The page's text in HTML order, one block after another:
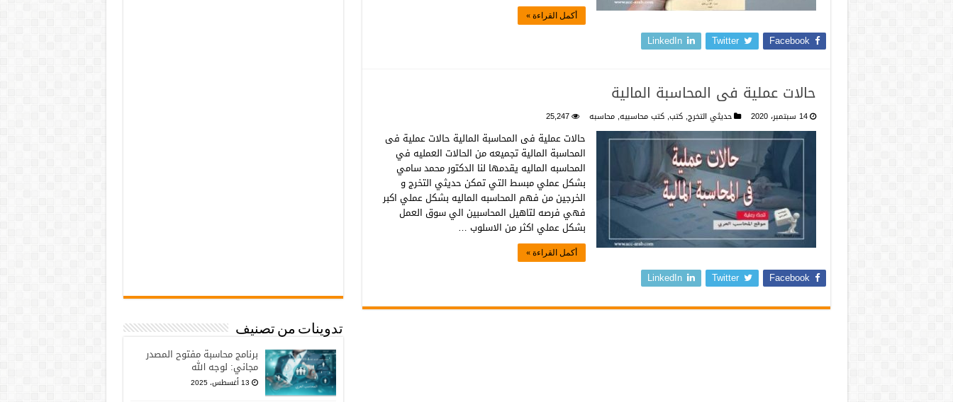
أكمل القراءة »
Facebook
Twitter
LinkedIn
حالات عملية فى المحاسبة المالية
14 سبتمبر، 2020 حديثي التخرج,كتب,كتب محاسبيه,محاسبه 25,247
حالات عملية فى المحاسبة المالية حالات عملية فى
المحاسبة المالية تجميعه من الحالات العمليه في
المحاسبه الماليه يقدمها لنا الدكتور محمد سامي
بشكل عملي مبسط التي تمكن حديثي التخرج و
الخرجين من فهم المحاسبه الماليه بشكل عملي اكبر
فهي فرصه لتاهيل المحاسبين الي سوق العمل
بشكل عملي اكثر من الاسلوب …
أكمل القراءة »
Facebook
Twitter
LinkedIn
تدوينات من تصنيف
برنامج محاسبة مفتوح المصدر
مجاني: لوجه الله
13 أغسطس، 2025